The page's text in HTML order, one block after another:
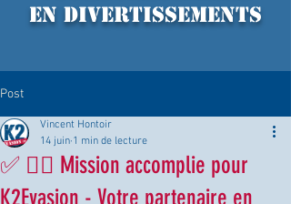
EN DIVERTISSEMENTS
Post
✅ 🧗‍♂️ Mission accomplie pour
K2Evasion - Votre partenaire en
Vincent Hontoir
14 juin 1 min de lecture